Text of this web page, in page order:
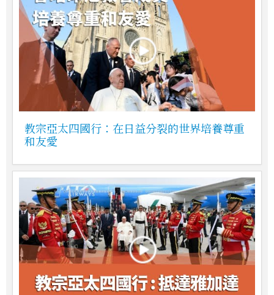
教宗亞太四國行：在日益分裂的世界培養尊重
和友愛